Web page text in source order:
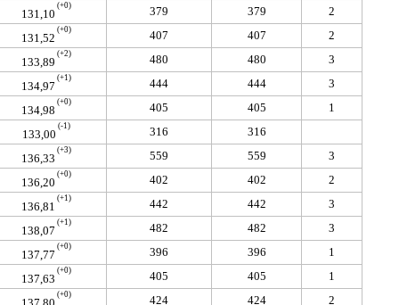
131,10
(+0) 379 379 2
131,52
(+0) 407 407 2
133,89
(+2) 480 480 3
134,97
(+1) 444 444 3
134,98
(+0) 405 405 1
133,00
(-1) 316 316
136,33
(+3) 559 559 3
136,20
(+0) 402 402 2
136,81
(+1) 442 442 3
138,07
(+1) 482 482 3
137,77
(+0) 396 396 1
137,63
(+0) 405 405 1
(+0) 424 424 2